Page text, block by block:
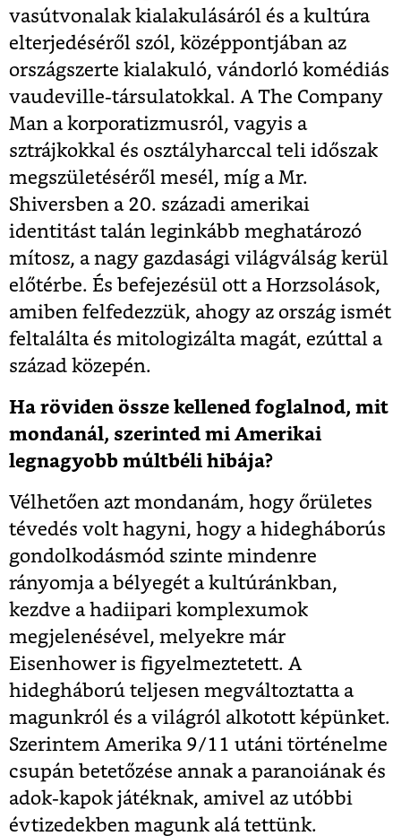
vasútvonalak kialakulásáról és a kultúra
elterjedéséről szól, középpontjában az
országszerte kialakuló, vándorló komédiás
vaudeville-társulatokkal. A The Company
Man a korporatizmusról, vagyis a
sztrájkokkal és osztályharccal teli időszak
megszületéséről mesél, míg a Mr.
Shiversben a 20. századi amerikai
identitást talán leginkább meghatározó
mítosz, a nagy gazdasági világválság kerül
előtérbe. És befejezésül ott a Horzsolások,
amiben felfedezzük, ahogy az ország ismét
feltalálta és mitologizálta magát, ezúttal a
század közepén.
Ha röviden össze kellened foglalnod, mit
mondanál, szerinted mi Amerikai
legnagyobb múltbéli hibája?
Vélhetően azt mondanám, hogy őrületes
tévedés volt hagyni, hogy a hidegháborús
gondolkodásmód szinte mindenre
rányomja a bélyegét a kultúránkban,
kezdve a hadiipari komplexumok
megjelenésével, melyekre már
Eisenhower is figyelmeztetett. A
hidegháború teljesen megváltoztatta a
magunkról és a világról alkotott képünket.
Szerintem Amerika 9/11 utáni történelme
csupán betetőzése annak a paranoiának és
adok-kapok játéknak, amivel az utóbbi
évtizedekben magunk alá tettünk.